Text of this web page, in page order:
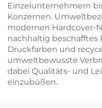
Einzelunternehmern
Konzernen.
modernen Hardcover-
nachhaltig beschafftes
Druckfarben und
umweltbewusste
dabei Qualitäts- und
einzubüßen.